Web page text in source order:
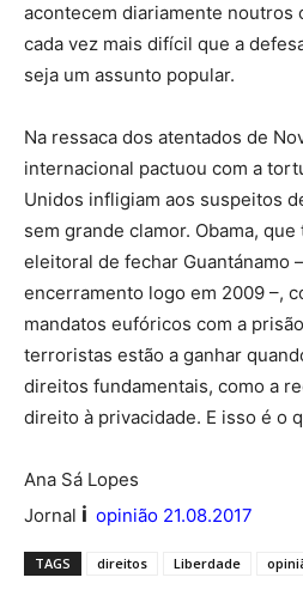
acontecem diariamente noutros
cada vez mais difícil que a
seja um assunto popular.
Na ressaca dos atentados de
internacional pactuou com a
Unidos infligiam aos suspeitos
sem grande clamor. Obama,
eleitoral de fechar Guantánamo
encerramento logo em 2009 –,
mandatos eufóricos com a
terroristas estão a ganhar
direitos fundamentais, como a
direito à privacidade. E isso é o
Ana Sá Lopes
Jornal i opinião 21.08.2017
TAGS direitos Liberdade